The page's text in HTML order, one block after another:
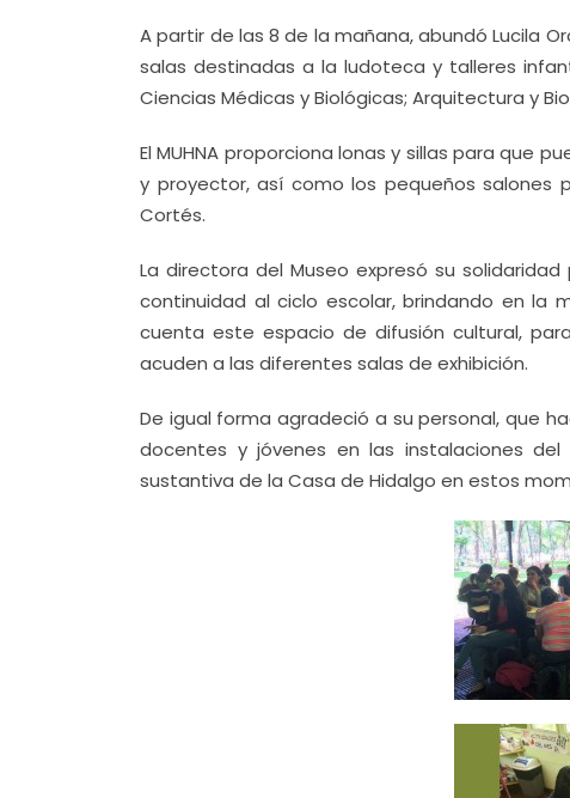
A partir de las 8 de la mañana, abundó Lucila
salas destinadas a la ludoteca y talleres
Ciencias Médicas y Biológicas; Arquitectura y
El MUHNA proporciona lonas y sillas para que
y proyector, así como los pequeños salones
Cortés.
La directora del Museo expresó su
continuidad al ciclo escolar, brindando en la
cuenta este espacio de difusión cultural,
acuden a las diferentes salas de exhibición.
De igual forma agradeció a su personal, que
docentes y jóvenes en las instalaciones
sustantiva de la Casa de Hidalgo en estos